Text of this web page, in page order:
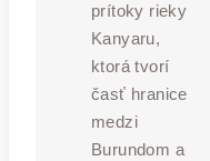
prítoky rieky
Kanyaru,
ktorá tvorí
časť hranice
medzi
Burundom a